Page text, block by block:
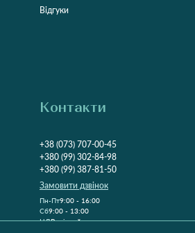
Відгуки
Контакти
+38 (073) 707-00-45
+380 (99) 302-84-98
+380 (99) 387-81-50
Замовити дзвінок
Пн-Пт9:00 - 16:00
Cб9:00 - 13:00
НДВихідний